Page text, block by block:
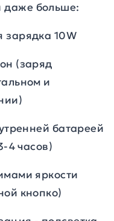
даже больше:
зарядка 10W
(заряд
и
батареей
4 часов)
яркости
кнопко)